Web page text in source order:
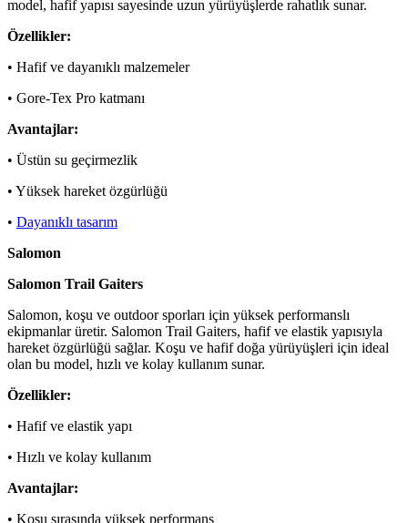
model, hafif yapısı sayesinde uzun yürüyüşlerde rahatlık sunar.
Özellikler:
• Hafif ve dayanıklı malzemeler
• Gore-Tex Pro katmanı
Avantajlar:
• Üstün su geçirmezlik
• Yüksek hareket özgürlüğü
• Dayanıklı tasarım
Salomon
Salomon Trail Gaiters
Salomon, koşu ve outdoor sporları için yüksek performanslı
ekipmanlar üretir. Salomon Trail Gaiters, hafif ve elastik yapısıyla
hareket özgürlüğü sağlar. Koşu ve hafif doğa yürüyüşleri için ideal
olan bu model, hızlı ve kolay kullanım sunar.
Özellikler:
• Hafif ve elastik yapı
• Hızlı ve kolay kullanım
Avantajlar:
• Koşu sırasında yüksek performans